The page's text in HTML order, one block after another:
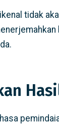
tidak